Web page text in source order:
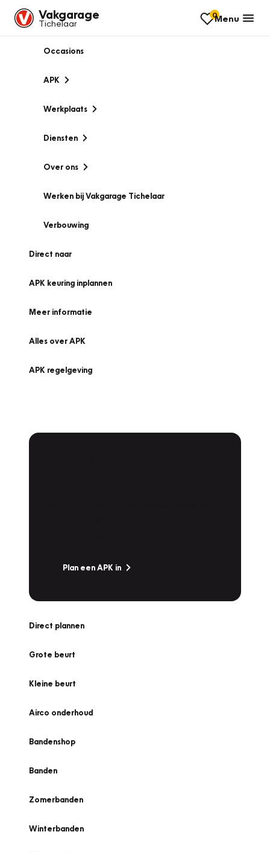
Vakgarage
Tichelaar
0Menu
Occasions
APK
Werkplaats
Diensten
Over ons
Werken bij Vakgarage Tichelaar
Verbouwing
Direct naar
APK keuring inplannen
Meer informatie
Alles over APK
APK regelgeving
Plan een APK in
Direct plannen
Grote beurt
Kleine beurt
Airco onderhoud
Bandenshop
Banden
Zomerbanden
Winterbanden